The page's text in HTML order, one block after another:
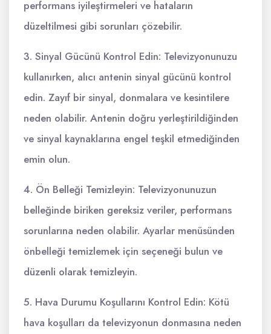
performans iyileştirmeleri ve hataların
düzeltilmesi gibi sorunları çözebilir.
3. Sinyal Gücünü Kontrol Edin: Televizyonunuzu
kullanırken, alıcı antenin sinyal gücünü kontrol
edin. Zayıf bir sinyal, donmalara ve kesintilere
neden olabilir. Antenin doğru yerleştirildiğinden
ve sinyal kaynaklarına engel teşkil etmediğinden
emin olun.
4. Ön Belleği Temizleyin: Televizyonunuzun
belleğinde biriken gereksiz veriler, performans
sorunlarına neden olabilir. Ayarlar menüsünden
önbelleği temizlemek için seçeneği bulun ve
düzenli olarak temizleyin.
5. Hava Durumu Koşullarını Kontrol Edin: Kötü
hava koşulları da televizyonun donmasına neden